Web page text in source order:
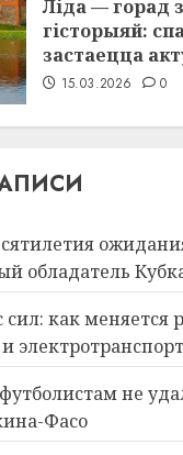
Ліда — горад
гісторыяй:
застаецца
15.03.2026 0
обладатель
как меняется
не
Фасо